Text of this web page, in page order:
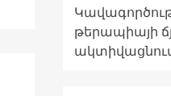
թերապիայի